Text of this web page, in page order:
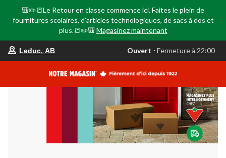
🎒✏️📒Le Retour en classe commence ici. Faites le plein de
fournitures scolaires, d'articles technologiques, de sacs à dos et
plus.📒✏️🎒 Magasinez maintenant
votre
est
AB,
Ouvert,
Fermeture
à
22:00
Leduc, AB Ouvert ⋅ Fermeture à 22:00